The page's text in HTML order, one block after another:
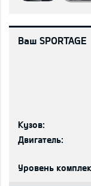
Ваш SPORTAGE
Кузов:
Двигатель:
Уровень